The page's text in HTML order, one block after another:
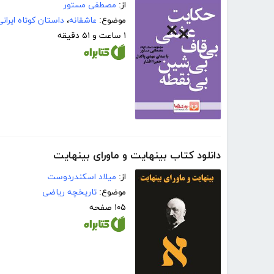
از: مصطفی مستور
موضوع: عاشقانه، داستان کوتاه
۱ ساعت و ۵۱ دقیقه
دانلود کتاب بینهایت و ماورای بینهایت
از: میلاد اسکندردوست
موضوع: تاریخچه ریاضی
۱۰۵ صفحه